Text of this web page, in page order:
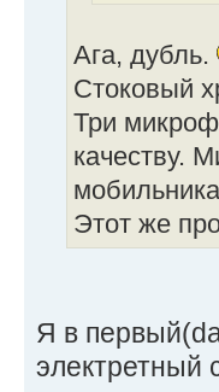
Ага, дубль.
Стоковый
Три
качеству.
Этот же
Я в
электретный